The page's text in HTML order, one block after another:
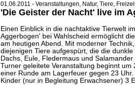
01.06.2011 - Veranstaltungen, Natur, Tiere,
'Die Geister der Nacht' live im
Einen Einblick in die nachtaktive Tierwelt
Aggerbogen' bei Wahlscheid ermöglicht
am heutigen Abend. Mit moderner
diejenigen Tiere aufgespürt, die die
Dachs, Eule, Fledermaus und
Turner geleitete Veranstaltung beginnt
einer Runde am Lagerfeuer gegen 23
Kinder (nur in Begleitung Erwachsener) 3